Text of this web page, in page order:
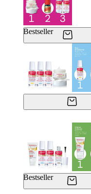
Bestseller
Bestseller